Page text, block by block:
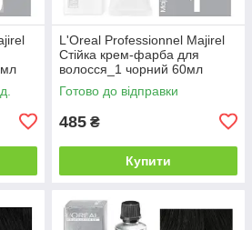
L'Oreal Professionnel Majirel
Стійка крем-фарба для
волосся_1 чорний 60мл
Готово до відправки
485 ₴
Купити